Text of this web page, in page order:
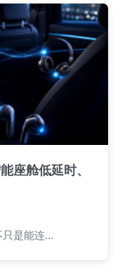
座舱低延时、
只是能连…